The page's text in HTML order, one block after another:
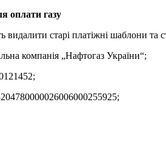
оплати газу
видалити старі платіжні шаблони та
компанія „Нафтогаз України“;